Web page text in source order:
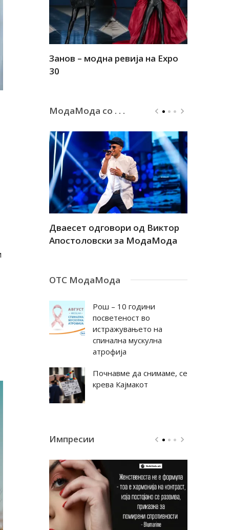
Занов – модна ревија на Expo
30
МодаМода со . . .
Дваесет одговори од Виктор
Апостоловски за МодаМода
ОТС МодаМода
Рош – 10 години
посветеност во
истражувањето на
спинална мускулна
атрофија
Почнавме да снимаме, се
крева Кајмакот
Импресии